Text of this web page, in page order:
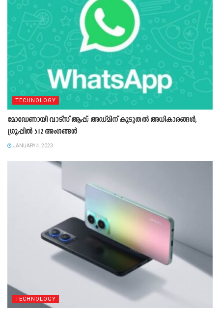
TECHNOLOGY
മോഡേണായി വാട്‌സ് ആപ്പ്; അഡ്‌മിന് കൂടുതൽ അധികാരങ്ങൾ, ​
ഗ്രൂപ്പിൽ 512 അം​ഗങ്ങൾ
JANUARY 4, 2023
TECHNOLOGY